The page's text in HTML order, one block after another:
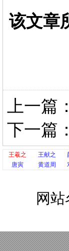
该文章
上一篇：
下一篇：
王羲之 王献之
唐寅
黄道周
网站